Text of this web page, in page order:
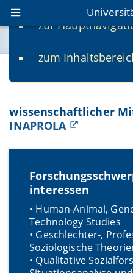
zur
zum
www.uni-
Marc Bubeck
wissenschaftlicher
INAPROLA
interessen
• Human-Animal,
Technology Studies
• Geschlechter-,
Soziologische
• Qualitative